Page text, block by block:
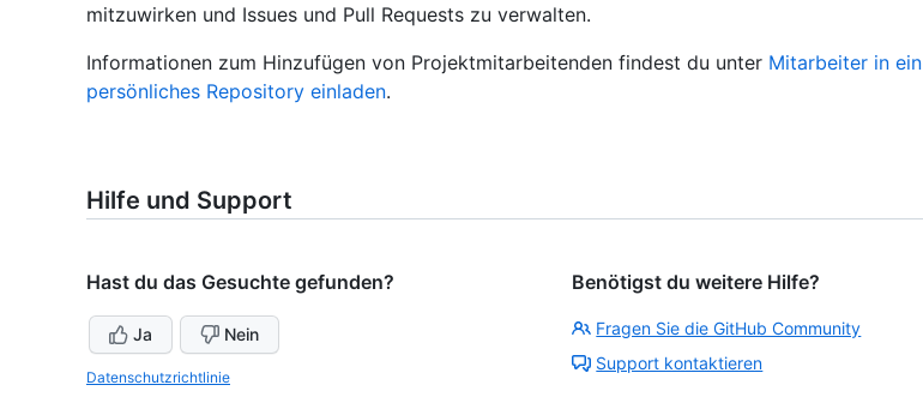
mitzuwirken und Issues und Pull Requests zu verwalten.
Informationen zum Hinzufügen von Projektmitarbeitenden findest du unter Mitarbeiter in ein
persönliches Repository einladen.
Hilfe und Support
Hast du das Gesuchte gefunden?
Ja Nein
Datenschutzrichtlinie
Benötigst du weitere Hilfe?
Fragen Sie die GitHub Community
Support kontaktieren